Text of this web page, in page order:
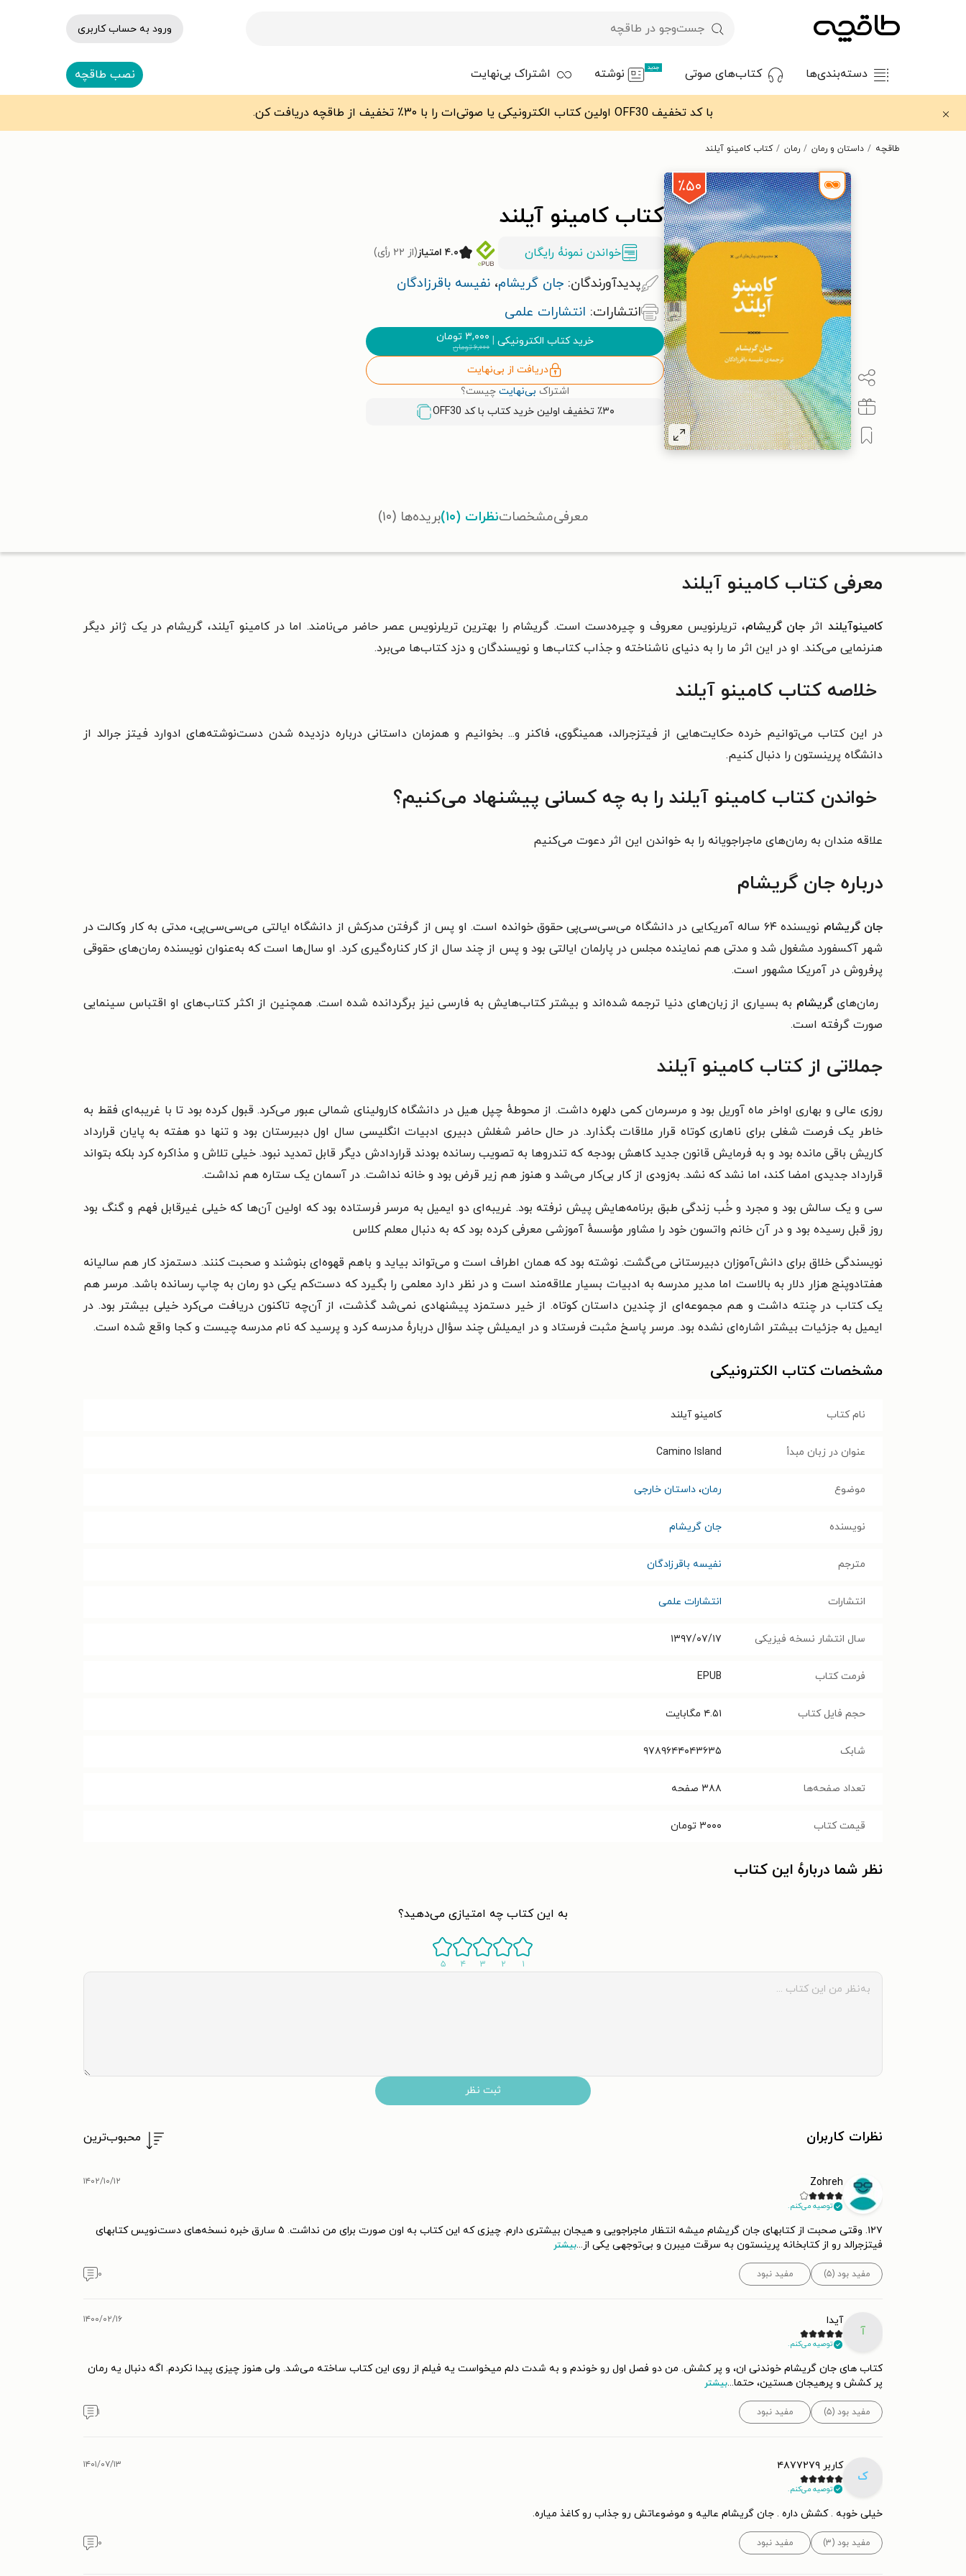
ورود به حساب کاربری
دسته‌بندی‌ها کتاب‌های صوتی جدید نوشته اشتراک بی‌نهایت نصب طاقچه
با کد تخفیف OFF30 اولین کتاب الکترونیکی یا صوتی‌ات را با ۳۰٪ تخفیف از طاقچه دریافت کن.
طاقچه داستان و رمان رمان کتاب کامینو آیلند
٪۵۰
کتاب کامینو آیلند
خواندن نمونۀ رایگان ۴.۰ امتیاز (از ۲۲ رأی)
پدیدآورندگان: جان گریشام، نفیسه باقرزادگان
انتشارات: انتشارات علمی
خرید کتاب الکترونیکی | ۳,۰۰۰ تومان
۶,۰۰۰تومان
دریافت از بی‌نهایت
اشتراک بی‌نهایت چیست؟
٪۳۰ تخفیف اولین خرید کتاب با کد
OFF30
معرفیمشخصاتنظرات (۱۰) بریده‌ها (۱۰)
معرفی کتاب کامینو آیلند
کامینوآیلنداثر جان گریشام، تریلرنویس معروف و چیره‌دست است. گریشام را بهترین تریلرنویس عصر حاضر می‌نامند. اما در کامینو آیلند، گریشام در یک ژانر دیگر
هنرنمایی می‌کند. او در این اثر ما را به دنیای ناشناخته و جذاب کتاب‌ها و نویسندگان و دزد کتاب‌ها می‌برد.
خلاصه کتاب کامینو آیلند
در این کتاب می‌توانیم خرده حکایت‌هایی از فیتزجرالد، همینگوی، فاکنر و... بخوانیم و همزمان داستانی درباره دزدیده شدن دست‌نوشته‌های ادوارد فیتز جرالد از
دانشگاه پرینستون را دنبال کنیم.
خواندن کتاب کامینو آیلند را به چه کسانی پیشنهاد می‌کنیم؟
علاقه مندان به رمان‌های ماجراجویانه را به خواندن این اثر دعوت می‌کنیم
درباره جان گریشام
جان گریشام
نویسنده ۶۴ ساله آمریکایی در دانشگاه می‌سی‌سی‌پی حقوق خوانده است. او پس از گرفتن مدرکش از دانشگاه ایالتی می‌سی‌سی‌پی، مدتی به کار وکالت در
شهر آکسفورد مشغول شد و مدتی هم نماینده مجلس در پارلمان ایالتی بود و پس از چند سال از کار کناره‌گیری کرد. او سال‌ها است که به‌عنوان نویسنده رمان‌های حقوقی
پرفروش در آمریکا مشهور است.
رمان‌هایگریشام به بسیاری از زبان‌های دنیا ترجمه شده‌‌اند و بیشتر کتاب‌هایش به فارسی نیز برگردانده شده ‌است. همچنین از اکثر کتاب‌های او اقتباس سینمایی
صورت گرفته است.
جملاتی از کتاب کامینو آیلند
روزی عالی و بهاری اواخر ماه آوریل بود و مرسرمان کمی دلهره داشت. از محوطهٔ چپل هیل در دانشگاه کارولینای شمالی عبور می‌کرد. قبول کرده بود تا با غریبه‌ای فقط به
خاطر یک فرصت شغلی برای ناهاری کوتاه قرار ملاقات بگذارد. در حال حاضر شغلش دبیری ادبیات انگلیسی سال اول دبیرستان بود و تنها دو هفته به پایان قرارداد
کاریش باقی مانده بود و به فرمایش قانون جدید کاهش بودجه که تندروها به تصویب رسانده بودند قراردادش دیگر قابل تمدید نبود. خیلی تلاش و مذاکره کرد بلکه بتواند
قرارداد جدیدی امضا کند، اما نشد که نشد. به‌زودی از کار بی‌کار می‌شد و هنوز هم زیر قرض بود و خانه نداشت. در آسمان یک ستاره هم نداشت.
سی و یک سالش بود و مجرد و خُب زندگی طبق برنامه‌هایش پیش نرفته بود. غریبه‌ای دو ایمیل به مرسر فرستاده بود که اولین آن‌ها که خیلی غیرقابل فهم و گنگ بود
روز قبل رسیده بود و در آن خانم واتسون خود را مشاور مؤسسهٔ آموزشی معرفی کرده بود که به دنبال معلم کلاس
نویسندگی خلاق برای دانش‌آموزان دبیرستانی می‌گشت. نوشته بود که همان اطراف است و می‌تواند بیاید و باهم قهوه‌ای بنوشند و صحبت کنند. دستمزد کار هم سالیانه
هفتادوپنج هزار دلار به بالاست اما مدیر مدرسه به ادبیات بسیار علاقه‌مند است و در نظر دارد معلمی را بگیرد که دست‌کم یکی دو رمان به چاپ رسانده باشد. مرسر هم
یک کتاب در چنته داشت و هم مجموعه‌ای از چندین داستان کوتاه. از خیر دستمزد پیشنهادی نمی‌شد گذشت، از آن‌چه تاکنون دریافت می‌کرد خیلی بیشتر بود. در
ایمیل به جزئیات بیشتر اشاره‌ای نشده بود. مرسر پاسخ مثبت فرستاد و در ایمیلش چند سؤال دربارهٔ مدرسه کرد و پرسید که نام مدرسه چیست و کجا واقع شده است.
مشخصات کتاب الکترونیکی
نام کتاب کامینو آیلند
عنوان در زبان مبدأ Camino Island
موضوع رمان، داستان خارجی
نویسنده جان گریشام
مترجم نفیسه باقرزادگان
انتشارات انتشارات علمی
سال انتشار نسخه فیزیکی ۱۳۹۷/۰۷/۱۷
فرمت کتاب EPUB
حجم فایل کتاب ۴.۵۱ مگابایت
شابک ۹۷۸۹۶۴۴۰۴۳۶۳۵
تعداد صفحه‌ها ۳۸۸ صفحه
قیمت کتاب ۳۰۰۰ تومان
نظر شما دربارهٔ این کتاب
به این کتاب چه امتیازی می‌دهید؟
۱ ۲ ۳ ۴ ۵
ثبت نظر
نظرات کاربران محبوب‌ترین
Zohreh
توصیه می‌کنم.
۱۴۰۲/۱۰/۱۲
۱۲۷. وقتی صحبت از کتابهای جان گریشام میشه انتظار ماجراجویی و هیجان بیشتری دارم. چیزی که این کتاب به اون صورت برای من نداشت. ۵ سارق خبره نسخه‌های دست‌نویس کتابهای
فیتزجرالد رو از کتابخانه پرینستون به سرقت میبرن و بی‌توجهی یکی از...بیشتر
مفید بود (۵) مفید نبود ۰
آ
آیدا
توصیه می‌کنم.
۱۴۰۰/۰۲/۱۶
کتاب های جان گریشام خوندنی ان، و پر کشش. من دو فصل اول رو خوندم و به شدت دلم میخواست یه فیلم از روی این کتاب ساخته می‌شد. ولی هنوز چیزی پیدا نکردم. اگه دنبال یه رمان
پر کشش و پرهیجان هستین، حتما...بیشتر
مفید بود (۵) مفید نبود ۱
ک
کاربر ۴۸۷۷۲۷۹
توصیه می‌کنم.
۱۴۰۱/۰۷/۱۳
خیلی خوبه . کشش داره . جان گریشام عالیه و موضوعاتش رو جذاب رو کاغذ میاره.
مفید بود (۳) مفید نبود ۰